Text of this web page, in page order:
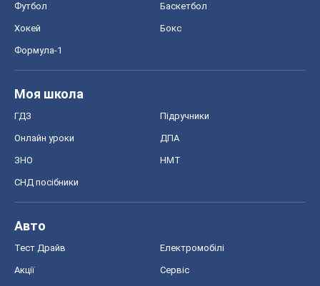
Футбол Баскетбол
Хокей Бокс
Формула-1
Моя школа
ГДЗ Підручники
Онлайн уроки ДПА
ЗНО НМТ
СНД посібники
Авто
Тест Драйв Електромобілі
Акції Сервіс